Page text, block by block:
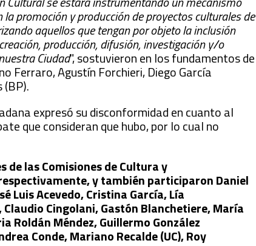
promoción y producción de proyectos culturales de
aquellos que tengan por objeto la inclusión
producción, difusión, investigación y/o
Ciudad", sostuvieron en los fundamentos de
Ferraro, Agustín Forchieri, Diego García
expresó su disconformidad en cuanto al
que consideran que hubo, por lo cual no
de las Comisiones de Cultura y
y también participaron Daniel
Luis Acevedo, Cristina García, Lía
Cingolani, Gastón Blanchetiere, María
Roldán Méndez, Guillermo González
Conde, Mariano Recalde (UC), Roy